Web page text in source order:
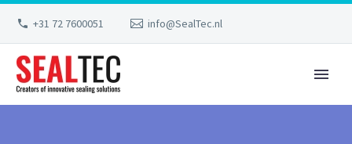
+31 72 7600051 info@SealTec.nl